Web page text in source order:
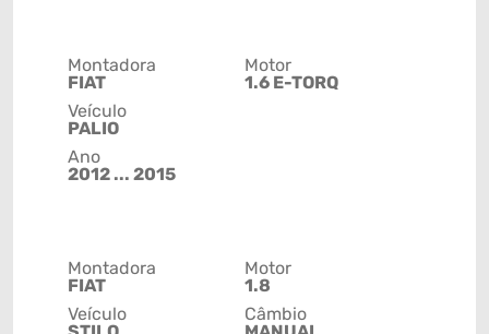
Montadora
FIAT
Veículo
PALIO
Ano
2012 ... 2015
Motor
1.6 E-TORQ
Montadora
FIAT
Veículo
Motor
1.8
Câmbio